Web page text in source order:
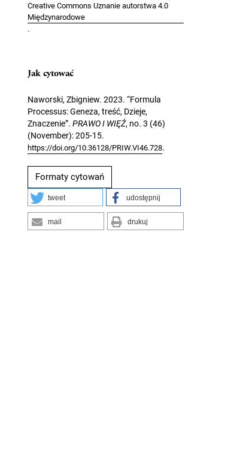
Creative Commons Uznanie autorstwa 4.0
Międzynarodowe
.
Jak cytować
Naworski, Zbigniew. 2023. “Formula
Processus: Geneza, treść, Dzieje,
Znaczenie”. PRAWO I WIĘŹ, no. 3 (46)
(November): 205-15.
https://doi.org/10.36128/PRIW.VI46.728.
Formaty cytowań
tweet udostępnij
mail drukuj